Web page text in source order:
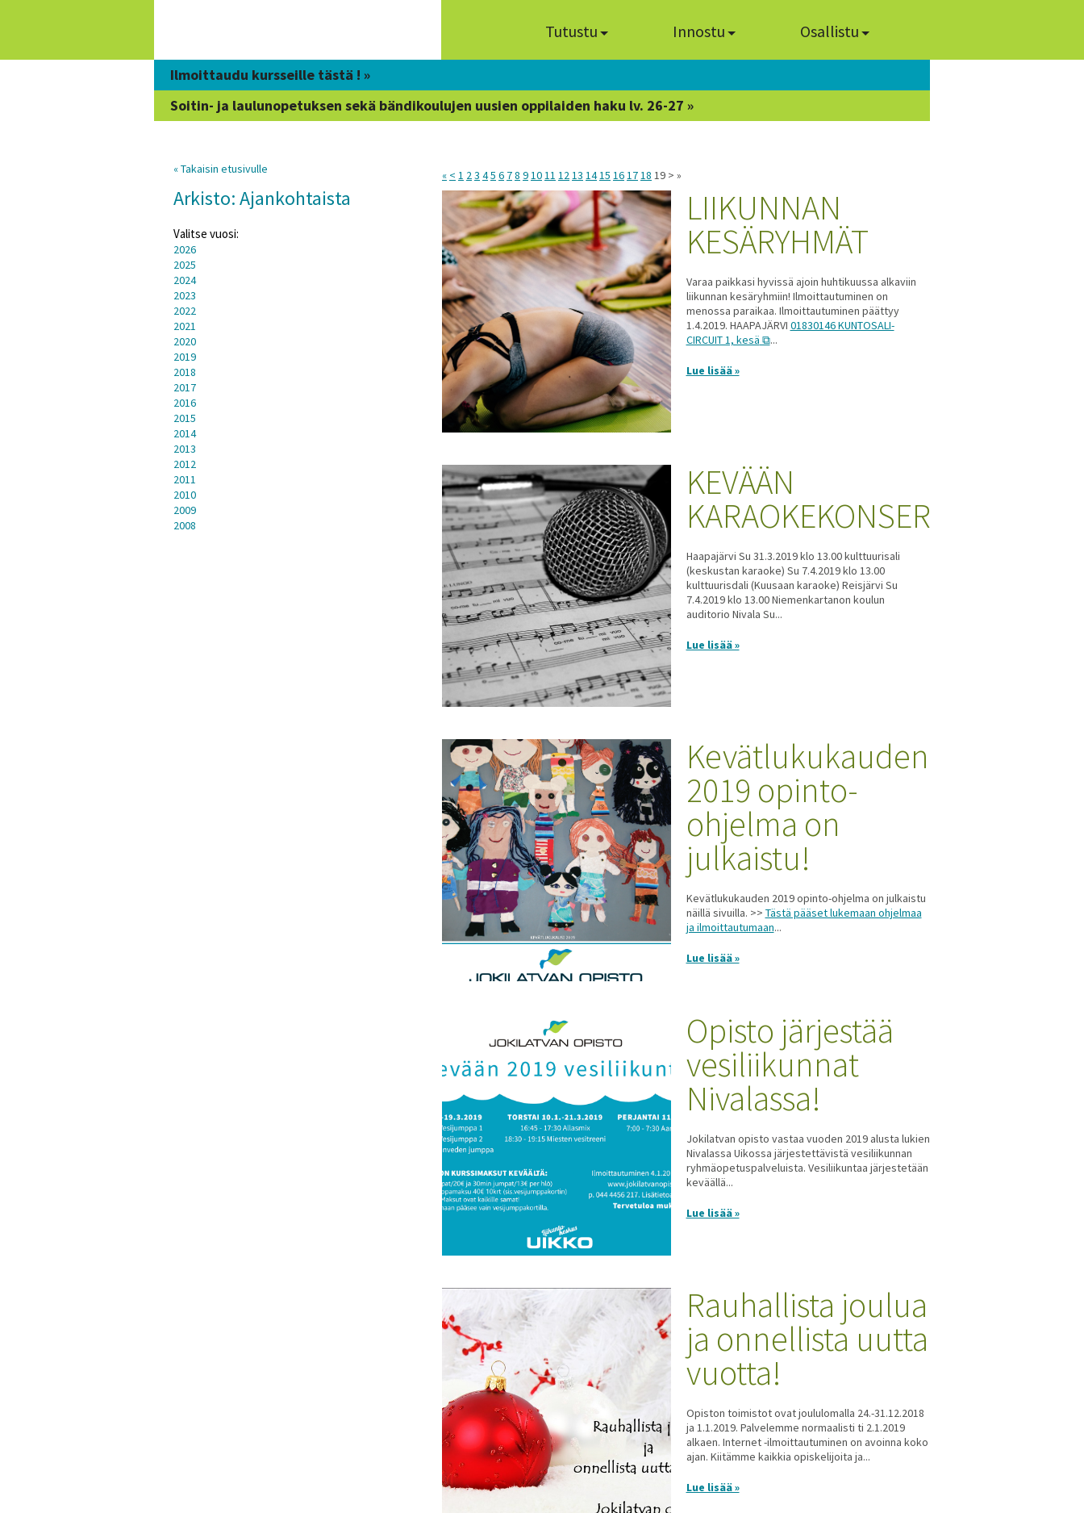
Tutustu Innostu Osallistu
Ilmoittaudu kursseille tästä ! »
Soitin- ja laulunopetuksen sekä bändikoulujen uusien oppilaiden haku lv. 26-27 »
« < 1 23 45 6 78 91011 1213 1415 161718 19 > »
LIIKUNNAN
KESÄRYHMÄT
Varaa paikkasi hyvissä ajoin huhtikuussa alkaviin
liikunnan kesäryhmiin! Ilmoittautuminen on
menossa paraikaa. Ilmoittautuminen päättyy
1.4.2019. HAAPAJÄRVI 01830146 KUNTOSALI-
CIRCUIT 1, kesä
...
Lue lisää »
KEVÄÄN
KARAOKEKONSERTIT
Haapajärvi Su 31.3.2019 klo 13.00 kulttuurisali
(keskustan karaoke) Su 7.4.2019 klo 13.00
kulttuurisdali (Kuusaan karaoke) Reisjärvi Su
7.4.2019 klo 13.00 Niemenkartanon koulun
auditorio Nivala Su...
Lue lisää »
Kevätlukukauden
2019 opinto-
ohjelma on
julkaistu!
Kevätlukukauden 2019 opinto-ohjelma on julkaistu
näillä sivuilla. >> Tästä pääset lukemaan ohjelmaa
ja ilmoittautumaan...
Lue lisää »
Opisto järjestää
vesiliikunnat
Nivalassa!
Jokilatvan opisto vastaa vuoden 2019 alusta lukien
Nivalassa Uikossa järjestettävistä vesiliikunnan
ryhmäopetuspalveluista. Vesiliikuntaa järjestetään
keväällä...
Lue lisää »
Rauhallista joulua
ja onnellista uutta
vuotta!
Opiston toimistot ovat joululomalla 24.-31.12.2018
ja 1.1.2019. Palvelemme normaalisti ti 2.1.2019
alkaen. Internet -ilmoittautuminen on avoinna koko
ajan. Kiitämme kaikkia opiskelijoita ja...
Lue lisää »
« Takaisin etusivulle
Arkisto: Ajankohtaista
Valitse vuosi:
2026
2025
2024
2023
2022
2021
2020
2019
2018
2017
2016
2015
2014
2013
2012
2011
2010
2009
2008